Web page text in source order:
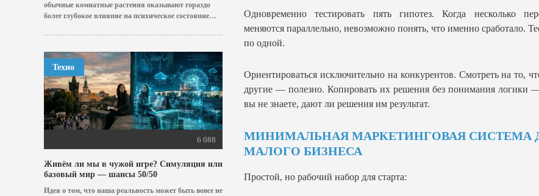
обычные комнатные растения оказывают гораздо
более глубокое влияние на психическое состояние
Техно
6 088
Живём ли мы в чужой игре? Симуляция или
базовый мир — шансы 50/50
Идея о том, что наша реальность может быть вовсе не
Одновременно тестировать пять гипотез. Когда несколько
меняются параллельно, невозможно понять, что именно сработало.
по одной.
Ориентироваться исключительно на конкурентов. Смотреть на то,
другие — полезно. Копировать их решения без понимания логики
вы не знаете, дают ли решения им результат.
МИНИМАЛЬНАЯ МАРКЕТИНГОВАЯ СИСТЕМА
МАЛОГО БИЗНЕСА
Простой, но рабочий набор для старта: